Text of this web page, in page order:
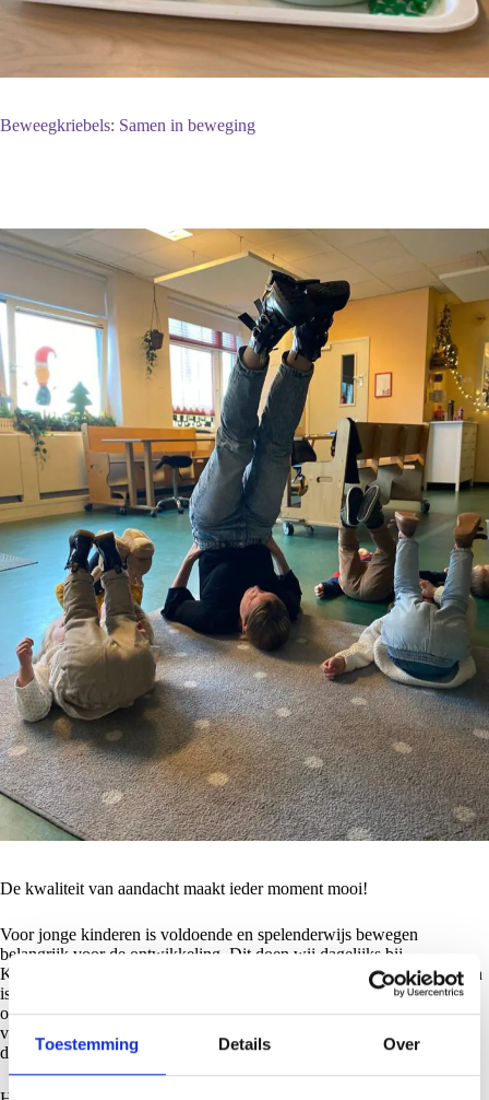
Toestemming Details Over
Beweegkriebels: Samen in beweging
De kwaliteit van aandacht maakt ieder moment mooi!
Voor jonge kinderen is voldoende en spelenderwijs bewegen
belangrijk voor de ontwikkeling. Dit doen wij dagelijks bij
Kindcentrum Pi door middel van beweegkriebels.Voor jonge kinderen
is voldoende en spelenderwijs bewegen belangrijk voor de
ontwikkeling. Dit doen wij dagelijks bij kindcentrum Pi door middel
van beweegkriebels. Graag willen we kinderen op jonge leeftijd leren
dat bewegen leuk is.